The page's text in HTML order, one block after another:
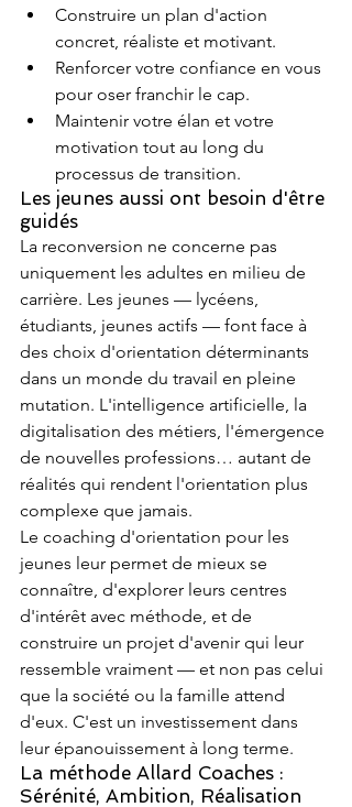
Construire un plan d'action
concret, réaliste et motivant.
Renforcer votre confiance en vous
pour oser franchir le cap.
Maintenir votre élan et votre
motivation tout au long du
processus de transition.
Les jeunes aussi ont besoin d'être
guidés
La reconversion ne concerne pas
uniquement les adultes en milieu de
carrière. Les jeunes — lycéens,
étudiants, jeunes actifs — font face à
des choix d'orientation déterminants
dans un monde du travail en pleine
mutation. L'intelligence artificielle, la
digitalisation des métiers, l'émergence
de nouvelles professions… autant de
réalités qui rendent l'orientation plus
complexe que jamais.
Le coaching d'orientation pour les
jeunes leur permet de mieux se
connaître, d'explorer leurs centres
d'intérêt avec méthode, et de
construire un projet d'avenir qui leur
ressemble vraiment — et non pas celui
que la société ou la famille attend
d'eux. C'est un investissement dans
leur épanouissement à long terme.
La méthode Allard Coaches :
Sérénité, Ambition, Réalisation